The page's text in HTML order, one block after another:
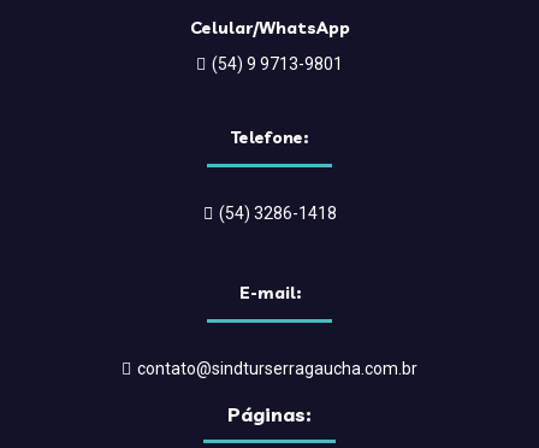
Celular/WhatsApp
(54) 9 9713-9801
Telefone:
(54) 3286-1418
E-mail:
contato@sindturserragaucha.com.br
Páginas: